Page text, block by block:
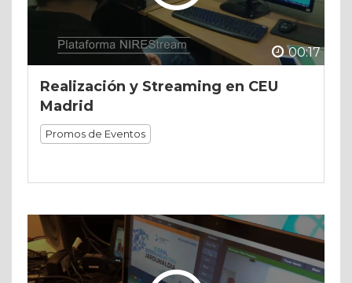
00:17
Realización y Streaming en CEU
Madrid
Promos de Eventos